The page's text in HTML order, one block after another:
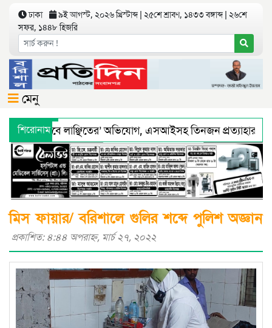
ঢাকা
৯ই আগস্ট, ২০২৬ খ্রিস্টাব্দ | ২৫শে শ্রাবণ, ১৪৩৩ বঙ্গাব্দ | ২৬শে
সফর, ১৪৪৮ হিজরি
মেনু
শিরোনাম
লাঞ্ছিতের’ অভিযোগ, এসআইসহ তিনজন প্রত্যাহার
মহাপরিচালকের হুশিয়ারী
বরিশালে শ্রমিকদের
মিস ফায়ার/ বরিশালে গুলির শব্দে পুলিশ অজ্ঞান
প্রকাশিত: ৪:৪৪ অপরাহ্ণ, মার্চ ২৭, ২০২২